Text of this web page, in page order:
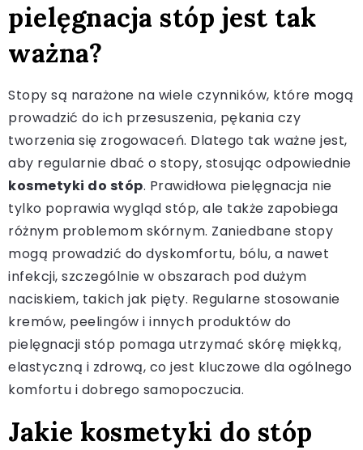
pielęgnacja stóp jest tak
ważna?
Stopy są narażone na wiele czynników, które mogą
prowadzić do ich przesuszenia, pękania czy
tworzenia się zrogowaceń. Dlatego tak ważne jest,
aby regularnie dbać o stopy, stosując odpowiednie
kosmetyki do stóp. Prawidłowa pielęgnacja nie
tylko poprawia wygląd stóp, ale także zapobiega
różnym problemom skórnym. Zaniedbane stopy
mogą prowadzić do dyskomfortu, bólu, a nawet
infekcji, szczególnie w obszarach pod dużym
naciskiem, takich jak pięty. Regularne stosowanie
kremów, peelingów i innych produktów do
pielęgnacji stóp pomaga utrzymać skórę miękką,
elastyczną i zdrową, co jest kluczowe dla ogólnego
komfortu i dobrego samopoczucia.
Jakie kosmetyki do stóp